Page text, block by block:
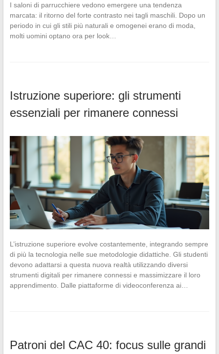
I saloni di parrucchiere vedono emergere una tendenza
marcata: il ritorno del forte contrasto nei tagli maschili. Dopo un
periodo in cui gli stili più naturali e omogenei erano di moda,
molti uomini optano ora per look…
Istruzione superiore: gli strumenti
essenziali per rimanere connessi
L’istruzione superiore evolve costantemente, integrando sempre
di più la tecnologia nelle sue metodologie didattiche. Gli studenti
devono adattarsi a questa nuova realtà utilizzando diversi
strumenti digitali per rimanere connessi e massimizzare il loro
apprendimento. Dalle piattaforme di videoconferenza ai…
Patroni del CAC 40: focus sulle grandi